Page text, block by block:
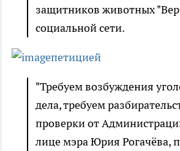
защитников животных
социальной сети.
петицией
"Требуем возбуждения
дела, требуем
проверки от
лице мэра Юрия Рогачёва,